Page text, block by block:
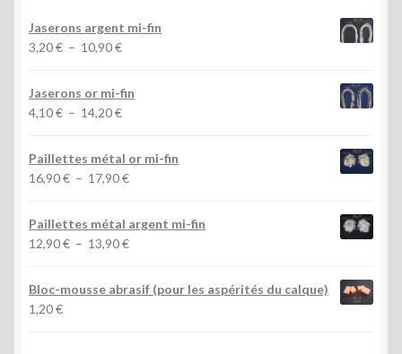
Jaserons argent mi-fin
3,20€ – 10,90€Plage
prix :
Jaserons or mi-fin
4,10€ – 14,20€Plage
prix :
4,10 €
Paillettes métal or mi-fin
16,90€ – 17,90€Plage
Paillettes métal argent mi-fin
12,90€ – 13,90€Plage
prix :
Bloc-mousse abrasif (pour les aspérités du calque)
1,20€